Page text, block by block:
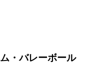
・バレーボール